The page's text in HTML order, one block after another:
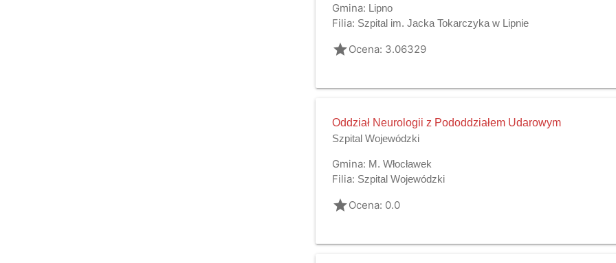
Gmina: Lipno
Filia: Szpital im. Jacka Tokarczyka w Lipnie
gradeOcena: 3.06329
Oddział Neurologii z Pododdziałem Udarowym
Szpital Wojewódzki
Gmina: M. Włocławek
Filia: Szpital Wojewódzki
gradeOcena: 0.0